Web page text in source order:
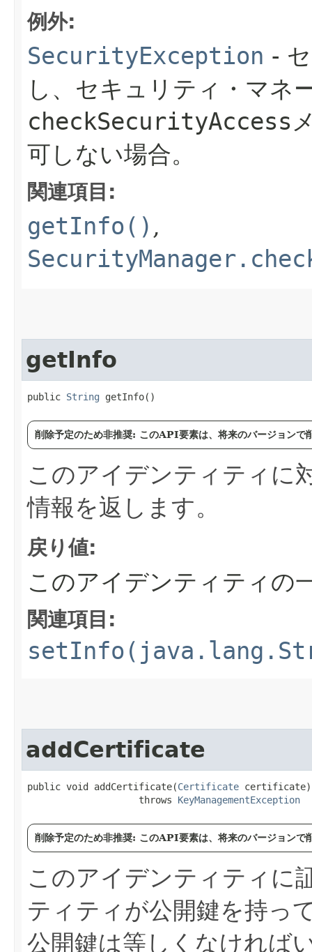
例外:
SecurityException -
し、セキュリティ・マネ
checkSecurityAccess
可しない場合。
関連項目:
getInfo() ,
getInfo
public String getInfo()
削除予定のため非推奨: このAPI要素は、将来のバージョンで
このアイデンティティに
情報を返します。
戻り値:
このアイデンティティの
関連項目:
addCertificate
public void addCertificate​(Certificate certificate)
                    throws
KeyManagementException
削除予定のため非推奨: このAPI要素は、将来のバージョンで
このアイデンティティに
ティティが公開鍵を持っ
公開鍵は等しくなければ